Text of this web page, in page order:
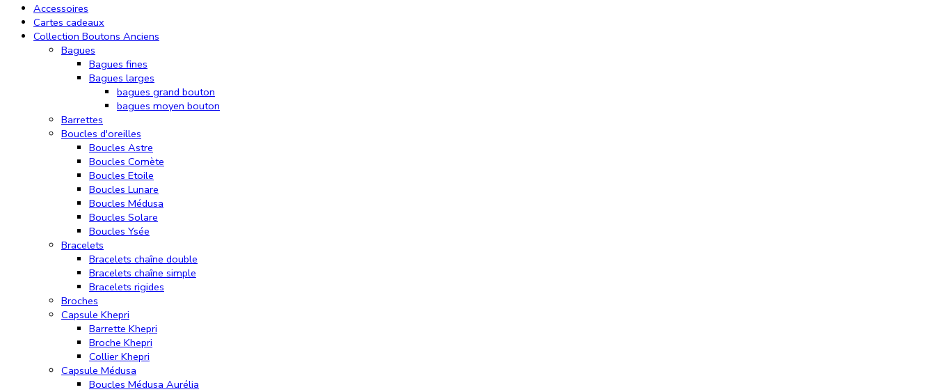
Accessoires
Cartes cadeaux
Collection Boutons Anciens
Bagues
Bagues fines
Bagues larges
bagues grand bouton
bagues moyen bouton
Barrettes
Boucles d'oreilles
Boucles Astre
Boucles Comète
Boucles Etoile
Boucles Lunare
Boucles Médusa
Boucles Solare
Boucles Ysée
Bracelets
Bracelets chaîne double
Bracelets chaîne simple
Bracelets rigides
Broches
Capsule Khepri
Barrette Khepri
Broche Khepri
Collier Khepri
Capsule Médusa
Boucles Médusa Aurélia